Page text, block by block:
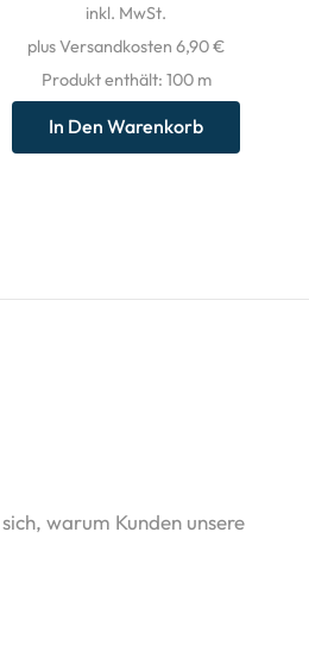
inkl. MwSt.
plus Versandkosten 6,90 €
Produkt enthält: 100 m
In Den Warenkorb
warum Kunden unsere